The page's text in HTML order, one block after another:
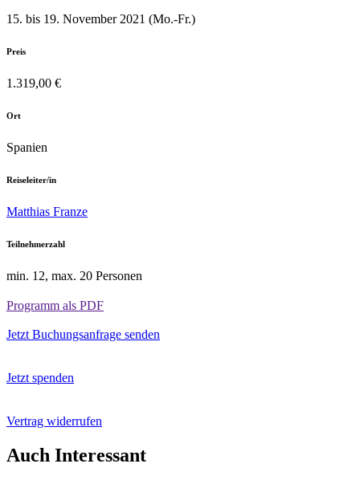
15. bis 19. November 2021 (Mo.-Fr.)
Preis
1.319,00 €
Ort
Spanien
Reiseleiter/in
Matthias Franze
Teilnehmerzahl
min. 12, max. 20 Personen
Programm als PDF
Jetzt Buchungsanfrage senden
Jetzt spenden
Vertrag widerrufen
Auch Interessant